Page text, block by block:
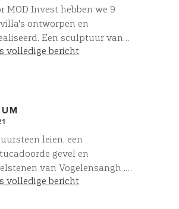
MOD Invest hebben we 9
ontworpen en
Een sculptuur van
en glas!
volledige bericht
leien, een
gevel en
van Vogelensangh .
fraaie combinatie voor deze
volledige bericht